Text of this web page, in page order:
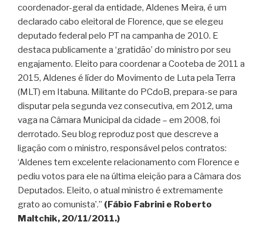
coordenador-geral da entidade, Aldenes Meira, é um
declarado cabo eleitoral de Florence, que se elegeu
deputado federal pelo PT na campanha de 2010. E
destaca publicamente a ‘gratidão’ do ministro por seu
engajamento. Eleito para coordenar a Cooteba de 2011 a
2015, Aldenes é líder do Movimento de Luta pela Terra
(MLT) em Itabuna. Militante do PCdoB, prepara-se para
disputar pela segunda vez consecutiva, em 2012, uma
vaga na Câmara Municipal da cidade – em 2008, foi
derrotado. Seu blog reproduz post que descreve a
ligação com o ministro, responsável pelos contratos:
‘Aldenes tem excelente relacionamento com Florence e
pediu votos para ele na última eleição para a Câmara dos
Deputados. Eleito, o atual ministro é extremamente
grato ao comunista’.” (Fábio Fabrini e Roberto
Maltchik, 20/11/2011.)